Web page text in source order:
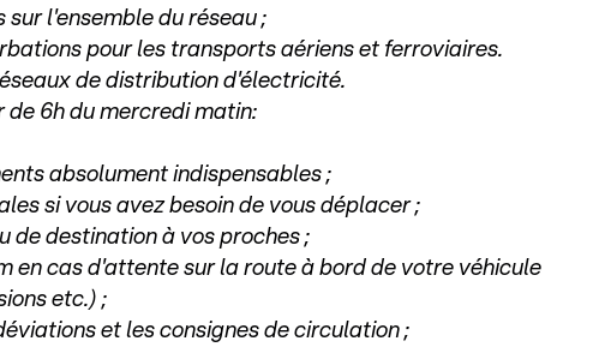
l'ensemble du réseau ;
pour les transports aériens et ferroviaires.
de distribution d'électricité.
6h du mercredi matin:
absolument indispensables ;
si vous avez besoin de vous déplacer ;
de destination à vos proches ;
en cas d'attente sur la route à bord de votre véhicule
etc.) ;
et les consignes de circulation ;